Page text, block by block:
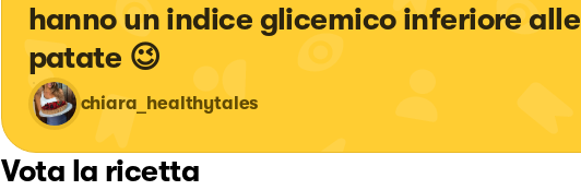
hanno un indice glicemico inferiore alle
patate 😉
chiara_healthytales
Vota la ricetta